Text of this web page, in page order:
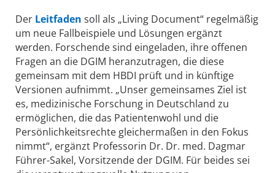
Der Leitfaden soll als „Living Document“ regelmäßig
um neue Fallbeispiele und Lösungen ergänzt
werden. Forschende sind eingeladen, ihre offenen
Fragen an die DGIM heranzutragen, die diese
gemeinsam mit dem HBDI prüft und in künftige
Versionen aufnimmt. „Unser gemeinsames Ziel ist
es, medizinische Forschung in Deutschland zu
ermöglichen, die das Patientenwohl und die
Persönlichkeitsrechte gleichermaßen in den Fokus
nimmt“, ergänzt Professorin Dr. Dr. med. Dagmar
Führer-Sakel, Vorsitzende der DGIM. Für beides sei